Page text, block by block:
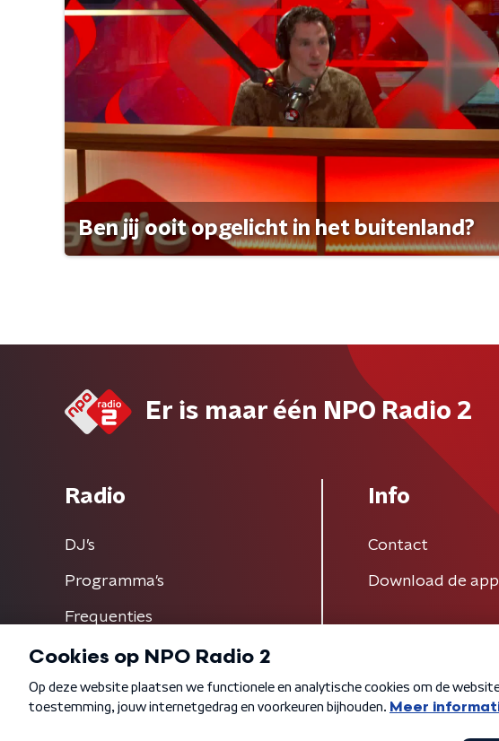
Ben jij ooit opgelicht in het buitenland?
Er is maar één NPO Radio 2
Radio
DJ’s
Programma's
Frequenties
Info
Contact
Download de app
Algemene voorwaarden Privacybeleid